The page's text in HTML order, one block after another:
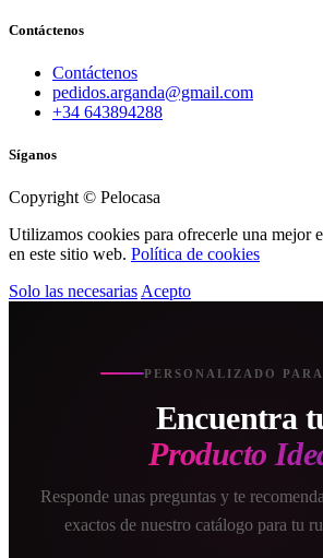
Contáctenos
Contáctenos
pedidos.arganda@gmail.com
+34 643894288
Síganos
Copyright © Pelocasa
Utilizamos cookies para ofrecerle una mejor
en este sitio web. Política de cookies
Solo las necesarias Acepto
PERSONALIZADO
Encuentra
Producto
Responde unas preguntas y te
exactos de nuestro catálogo para tu